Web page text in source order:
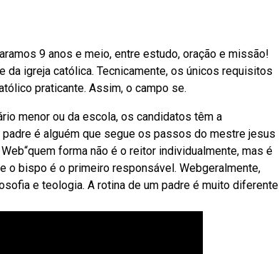
9 anos e meio, entre estudo, oração e missão!
igreja católica. Tecnicamente, os únicos requisitos
praticante. Assim, o campo se.
menor ou da escola, os candidatos têm a
é alguém que segue os passos do mestre jesus
forma não é o reitor individualmente, mas é
o bispo é o primeiro responsável. Webgeralmente,
e teologia. A rotina de um padre é muito diferente